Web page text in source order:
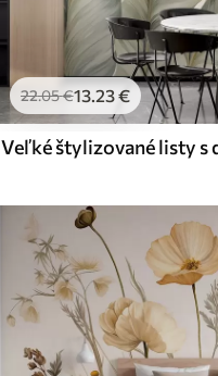
22.05€13.23€